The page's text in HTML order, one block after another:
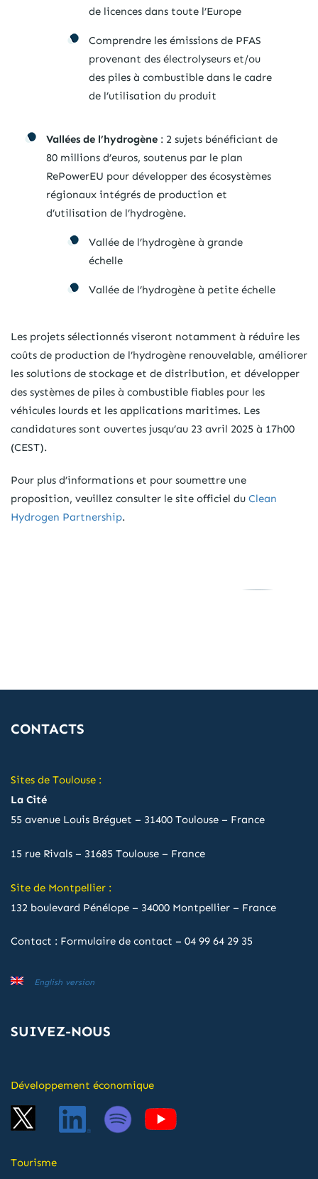
de licences dans toute l’Europe
Comprendre les émissions de PFAS
provenant des électrolyseurs et/ou
des piles à combustible dans le cadre
de l’utilisation du produit
Vallées de l’hydrogène : 2 sujets bénéficiant de
80 millions d’euros, soutenus par le plan
RePowerEU pour développer des écosystèmes
régionaux intégrés de production et
d’utilisation de l’hydrogène.
Vallée de l’hydrogène à grande
échelle
Vallée de l’hydrogène à petite échelle
Les projets sélectionnés viseront notamment à réduire les
coûts de production de l’hydrogène renouvelable, améliorer
les solutions de stockage et de distribution, et développer
des systèmes de piles à combustible fiables pour les
véhicules lourds et les applications maritimes. Les
candidatures sont ouvertes jusqu’au 23 avril 2025 à 17h00
(CEST).
Pour plus d’informations et pour soumettre une
proposition, veuillez consulter le site officiel du Clean
Hydrogen Partnership.
CONTACTS
Sites de Toulouse :
La Cité
55 avenue Louis Bréguet – 31400 Toulouse – France
15 rue Rivals – 31685 Toulouse – France
Site de Montpellier :
132 boulevard Pénélope – 34000 Montpellier – France
Contact : Formulaire de contact – 04 99 64 29 35
English version
SUIVEZ-NOUS
Développement économique
Tourisme